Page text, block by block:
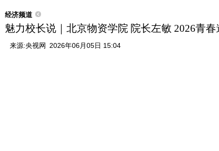
经济频道
魅力校长说｜北京物资学院 院长左敏 2026青春
来源:央视网 2026年06月05日 15:04